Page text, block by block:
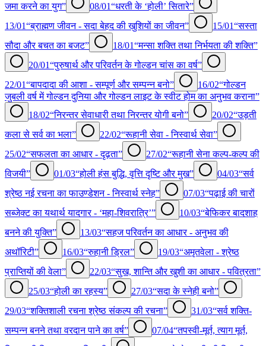
जमा करने का युग”
08/01“धरती के ‘होली’ सितारे”
13/01“ब्राह्मण जीवन - सदा बेहद की खुशियों का जीवन” 15/01“सस्ता
सौदा और बचत का बजट”
18/01“मन्सा शक्ति तथा निर्भयता की शक्ति”
20/01“पुरुषार्थ और परिवर्तन के गोल्डन चांस का वर्ष”
22/01“बापदादा की आशा - सम्पूर्ण और सम्पन्न बनो” 16/02“गोल्डन
जुबली वर्ष में गोल्डन दुनिया और गोल्डन लाइट के स्वीट होम का अनुभव कराना”
18/02“निरन्तर सेवाधारी तथा निरन्तर योगी बनो” 20/02“उड़ती
कला से सर्व का भला”
22/02“रूहानी सेवा - निस्वार्थ सेवा”
25/02“सफलता का आधार - दृढ़ता” 27/02“रूहानी सेना कल्प-कल्प की
विजयी”
01/03“होली हंस बुद्धि, वृत्ति दृष्टि और मुख” 04/03“सर्व
श्रेष्ठ नई रचना का फाउण्डेशन - निस्वार्थ स्नेह”
07/03“पढ़ाई की चारों
सब्जेक्ट का यथार्थ यादगार - ‘महा-शिवरात्रि’”
10/03“बेफिकर बादशाह
बनने की युक्ति”
13/03“सहज परिवर्तन का आधार - अनुभव की
अथॉरिटी”
16/03“रुहानी ड्रिल” 19/03“अमृतवेला - श्रेष्ठ
प्राप्तियों की वेला”
22/03“सुख, शान्ति और खुशी का आधार - पवित्रता”
25/03“होली का रहस्य” 27/03“सदा के स्नेही बनो”
29/03“शक्तिशाली रचना श्रेष्ठ संकल्प की रचना” 31/03“सर्व शक्ति-
सम्पन्न बनने तथा वरदान पाने का वर्ष”
07/04“तपस्वी-मूर्त, त्याग मूर्त,